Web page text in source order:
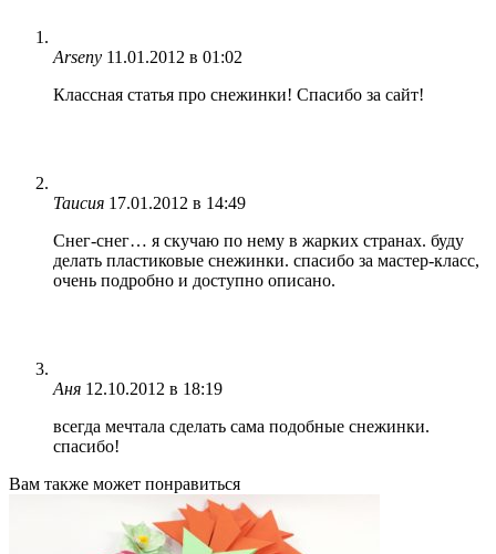
Arseny 11.01.2012 в 01:02
Классная статья про снежинки! Спасибо за сайт!
Таисия 17.01.2012 в 14:49
Снег-снег… я скучаю по нему в жарких странах. буду
делать пластиковые снежинки. спасибо за мастер-класс,
очень подробно и доступно описано.
Аня 12.10.2012 в 18:19
всегда мечтала сделать сама подобные снежинки.
спасибо!
Вам также может понравиться